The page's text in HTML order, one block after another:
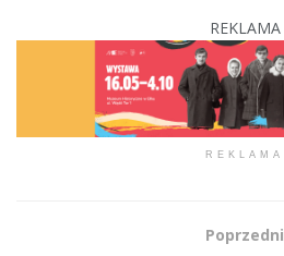
REKLAMA
REKLAMA
Poprzedni